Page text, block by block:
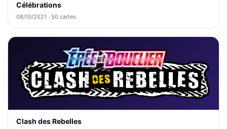
Célébrations
08/10/2021 50 cartes
Clash des Rebelles